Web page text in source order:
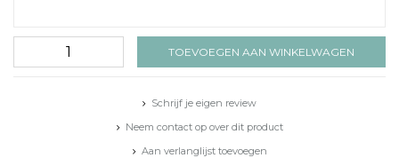
TOEVOEGEN AAN WINKELWAGEN
Schrijf je eigen review
Neem contact op over dit product
Aan verlanglijst toevoegen